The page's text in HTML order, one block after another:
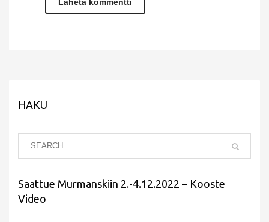
HAKU
Saattue Murmanskiin 2.-4.12.2022 – Kooste
Video